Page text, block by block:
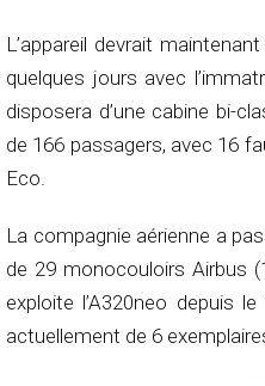
L’appareil devrait
quelques jours avec
disposera d’une cabine bi-
de 166 passagers, avec 16
Eco.
La compagnie aérienne a
de 29 monocouloirs Airbus
exploite l’A320neo depuis
actuellement de 6